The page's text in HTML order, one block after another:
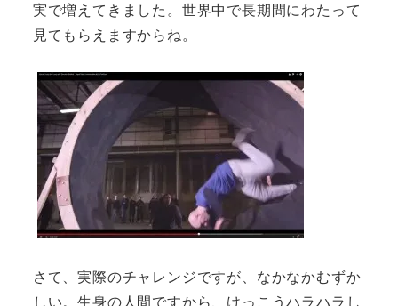
実で増えてきました。世界中で長期間にわたって
見てもらえますからね。
さて、実際のチャレンジですが、なかなかむずか
しい。生身の人間ですから、けっこうハラハラし